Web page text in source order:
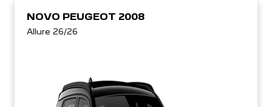
NOVO PEUGEOT 2008
Allure 26/26